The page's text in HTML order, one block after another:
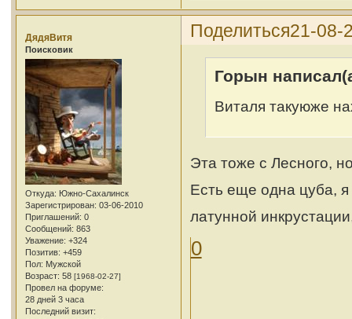
Поделиться21-08-
ДядяВитя
Поисковик
Откуда: Южно-Сахалинск
Зарегистрирован: 03-06-2010
Приглашений: 0
Сообщений: 863
Уважение: +324
Позитив: +459
Пол: Мужской
Возраст: 58 [1968-02-27]
Провел на форуме:
28 дней 3 часа
Последний визит:
Горын
Виталя такуюже
Эта тоже с Лесного,
Есть еще одна цуба,
латунной
0